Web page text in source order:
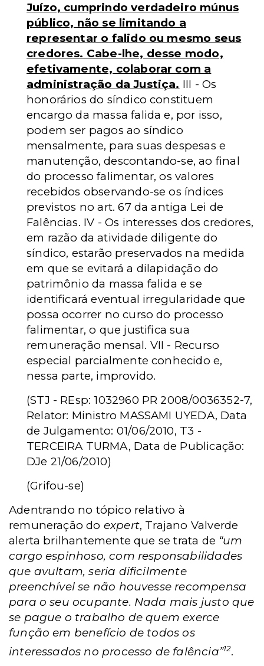
Juízo, cumprindo verdadeiro múnus
público, não se limitando a
representar o falido ou mesmo seus
credores. Cabe-lhe, desse modo,
efetivamente, colaborar com a
administração da Justiça. III - Os
honorários do síndico constituem
encargo da massa falida e, por isso,
podem ser pagos ao síndico
mensalmente, para suas despesas e
manutenção, descontando-se, ao final
do processo falimentar, os valores
recebidos observando-se os índices
previstos no art. 67 da antiga Lei de
Falências. IV - Os interesses dos credores,
em razão da atividade diligente do
síndico, estarão preservados na medida
em que se evitará a dilapidação do
patrimônio da massa falida e se
identificará eventual irregularidade que
possa ocorrer no curso do processo
falimentar, o que justifica sua
remuneração mensal. VII - Recurso
especial parcialmente conhecido e,
nessa parte, improvido.
(STJ - REsp: 1032960 PR 2008/0036352-7,
Relator: Ministro MASSAMI UYEDA, Data
de Julgamento: 01/06/2010, T3 -
TERCEIRA TURMA, Data de Publicação:
DJe 21/06/2010)
(Grifou-se)
Adentrando no tópico relativo à
remuneração do expert, Trajano Valverde
alerta brilhantemente que se trata de “um
cargo espinhoso, com responsabilidades
que avultam, seria dificilmente
preenchível se não houvesse recompensa
para o seu ocupante. Nada mais justo que
se pague o trabalho de quem exerce
função em benefício de todos os
interessados no processo de falência”12.